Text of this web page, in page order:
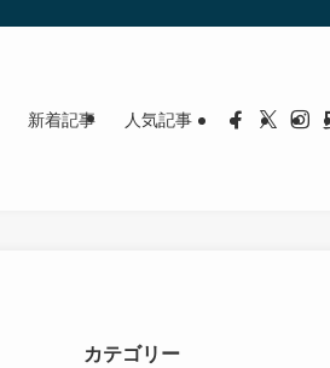
新着記事 人気記事
カテゴリー